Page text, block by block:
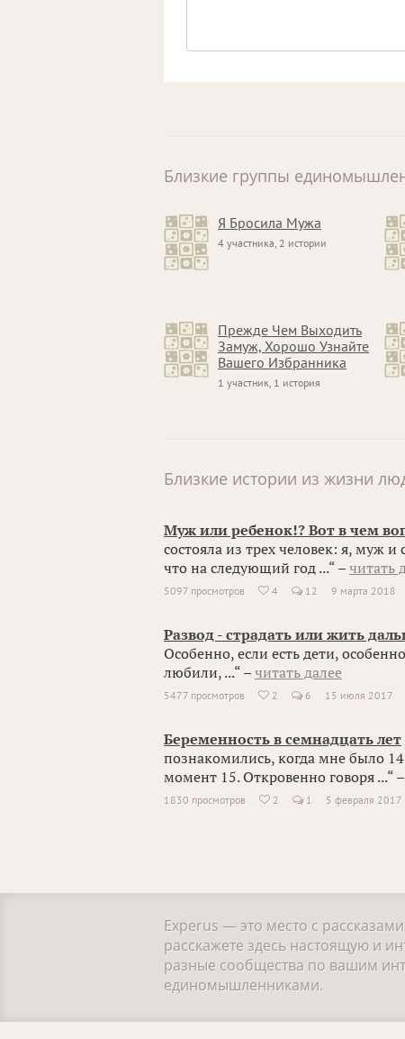
Близкие группы
Я Бросила Мужа
4 участника, 2 истории
Прежде Чем Выходить
Замуж, Хорошо Узнайте
Вашего Избранника
1 участник, 1 история
Близкие истории из жизни
Муж или ребенок!? Вот в чем
состояла из трех человек: я, муж
что на следующий год ...“ – читать
5097 просмотров  4 12 9 марта 2018
Развод - страдать или жить
Особенно, если есть дети,
любили, ...“ – читать далее
5477 просмотров  2 6 15 июля 2017
Беременность в семнадцать лет
познакомились, когда мне было 14
момент 15. Откровенно говоря ...“ –
1830 просмотров  2 1 5 февраля 2017
Experus — это место с
расскажете здесь настоящую и
разные сообщества по вашим
единомышленниками.